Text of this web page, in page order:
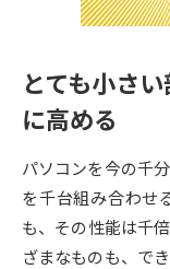
大学入学共通テスト「受
配慮案内」の請求
幼稚園教員資格認定試験
高等学校（情報）教員資
とても小さ
に高める
パソコンを今の千
を千台組み合わせ
も、その性能は千
ざまなものも、で